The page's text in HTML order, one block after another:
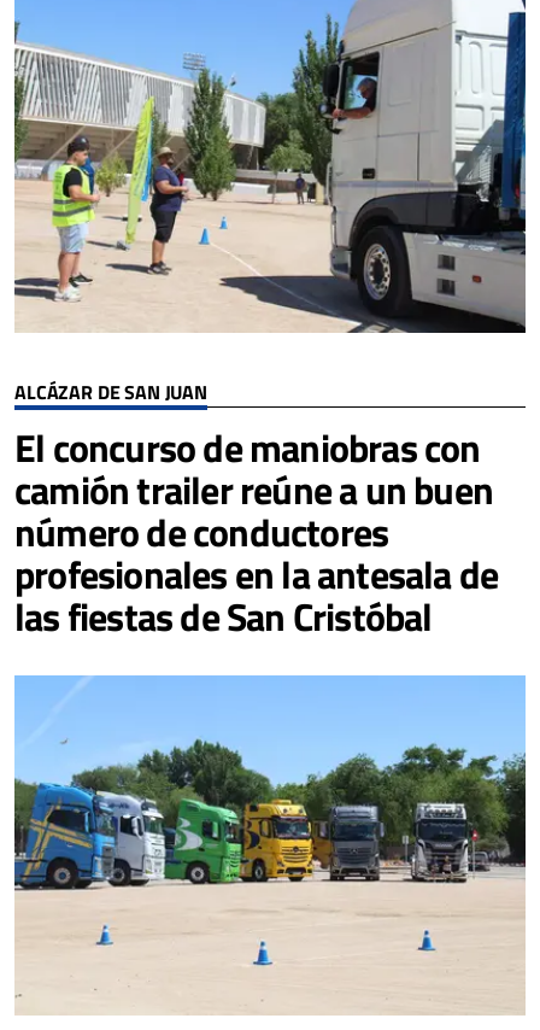
ALCÁZAR DE SAN JUAN
El concurso de maniobras con
camión trailer reúne a un buen
número de conductores
profesionales en la antesala de
las fiestas de San Cristóbal